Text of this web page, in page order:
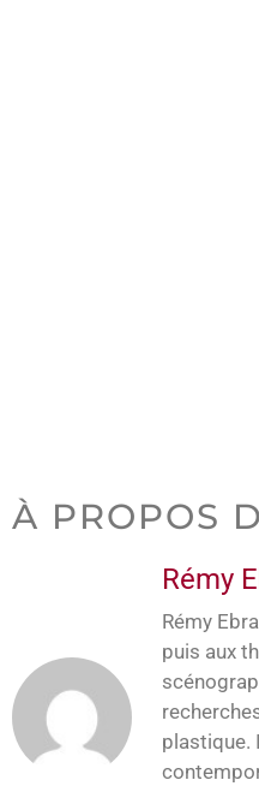
À PROPOS
Rémy
Rémy
puis aux
plastique.